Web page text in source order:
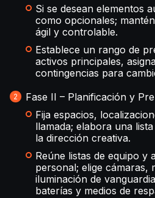
Si se desean elementos
como opcionales;
ágil y controlable.
Establece un rango de
activos principales,
contingencias para
Fase II – Planificación y
Fija espacios,
llamada; elabora una
la dirección creativa.
Reúne listas de equipo y
personal; elige cámaras,
iluminación de
baterías y medios de